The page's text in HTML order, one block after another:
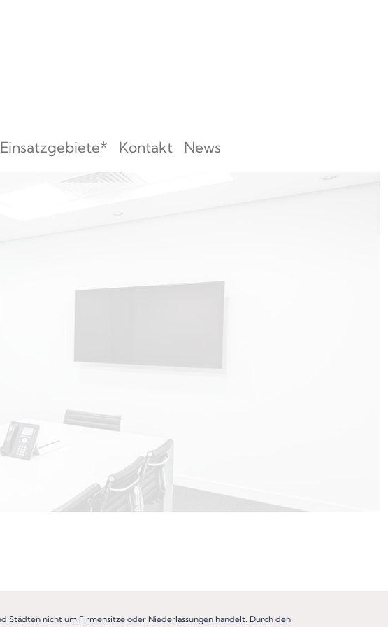
Einsatzgebiete* Kontakt News
nicht um Firmensitze oder Niederlassungen handelt. Durch den